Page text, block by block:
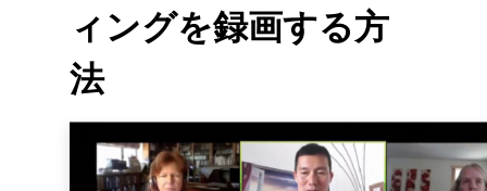
ィングを録画する方
法